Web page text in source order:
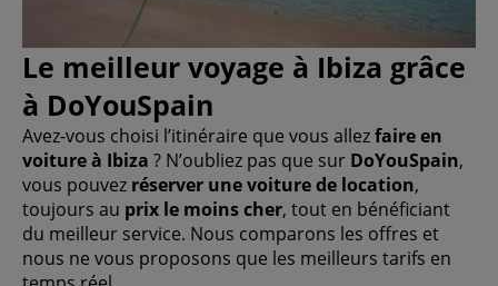
Le meilleur voyage à Ibiza grâce
à DoYouSpain
Avez-vous choisi l’itinéraire que vous allezfaire en
voiture à Ibiza ? N’oubliez pas que sur DoYouSpain,
vous pouvez réserver une voiture de location,
toujours au prix le moins cher, tout en bénéficiant
du meilleur service. Nous comparons les offres et
nous ne vous proposons que les meilleurs tarifs en